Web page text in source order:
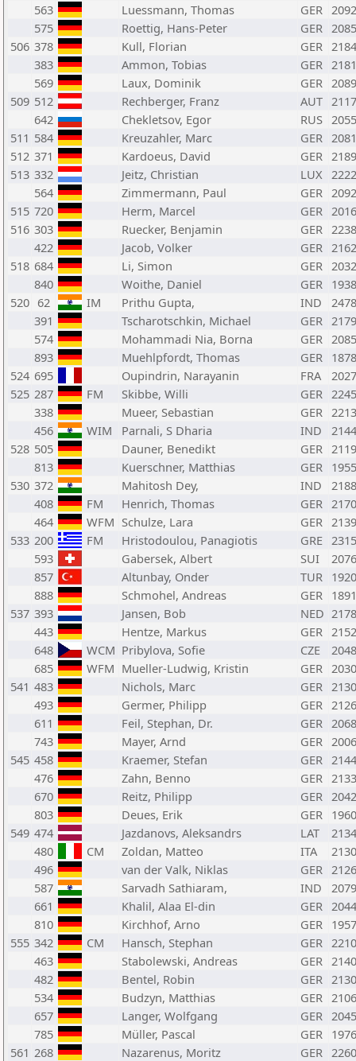
563
Luessmann, Thomas GER 2092
575
Roettig, Hans-Peter GER 2085
506 378 Kull, Florian GER 2184
383
Ammon, Tobias GER 2181
569
Laux, Dominik GER 2089
509 512 Rechberger, Franz AUT 2117
642
Chekletsov, Egor RUS 2055
511 584 Kreuzahler, Marc GER 2081
512 371 Kardoeus, David GER 2189
513 332 Jeitz, Christian LUX 2222
564
Zimmermann, Paul GER 2092
515 720 Herm, Marcel GER 2016
516 303 Ruecker, Benjamin GER 2238
422
Jacob, Volker GER 2162
518 684 Li, Simon GER 2032
840
Woithe, Daniel GER 1938
520 62 IM Prithu Gupta, IND
2478
391
Tscharotschkin, Michael GER 2179
574
Mohammadi Nia, Borna GER 2085
893
Muehlpfordt, Thomas GER 1878
524 695 Oupindrin, Narayanin FRA
2027
525 287 FM Skibbe, Willi GER 2245
338
Mueer, Sebastian GER 2213
456
WIM Parnali, S Dharia IND
2144
528 505 Dauner, Benedikt GER 2119
813
Kuerschner, Matthias GER 1955
530 372 Mahitosh Dey, IND
2188
408
FM Henrich, Thomas GER 2170
464
WFM Schulze, Lara GER 2139
533 200 FM Hristodoulou, Panagiotis GRE 2315
593
Gabersek, Albert SUI
2076
857
Altunbay, Onder TUR 1920
888
Schmohel, Andreas GER 1891
537 393 Jansen, Bob NED 2178
443
Hentze, Markus GER 2152
648
WCM Pribylova, Sofie CZE
2048
685
WFM Mueller-Ludwig, Kristin GER 2030
541 483 Nichols, Marc GER 2130
493
Germer, Philipp GER 2126
611
Feil, Stephan, Dr. GER 2068
743
Mayer, Arnd GER 2006
545 458 Kraemer, Stefan GER 2144
476
Zahn, Benno GER 2133
670
Reitz, Philipp GER 2042
803
Deues, Erik GER 1960
549 474 Jazdanovs, Aleksandrs LAT
2134
480
CM Zoldan, Matteo ITA
2130
496
van der Valk, Niklas GER 2126
587
Sarvadh Sathiaram, IND
2079
661
Khalil, Alaa El-din GER 2044
810
Kirchhof, Arno GER 1957
555 342 CM Hansch, Stephan GER 2210
463
Stabolewski, Andreas GER 2140
482
Bentel, Robin GER 2130
534
Budzyn, Matthias GER 2106
657
Langer, Wolfgang GER 2045
785
Müller, Pascal GER 1976
561 268 Nazarenus, Moritz GER 2260